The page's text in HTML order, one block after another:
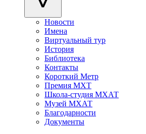
Новости
Имена
Виртуальный тур
История
Библиотека
Контакты
Короткий Метр
Премия МХТ
Школа-студия МХАТ
Музей МХАТ
Благодарности
Документы